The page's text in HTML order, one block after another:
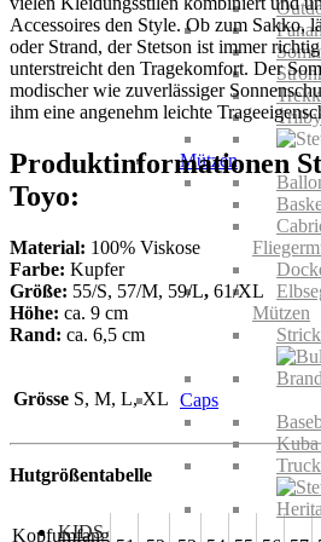
Mützen
Mützen
Caps
Kuba
KIDS
Accessoires den Style. Ob zum Sakko,
oder Strand, der Stetson ist immer
unterstreicht den Tragekomfort. Der
modischer wie zuverlässiger
ihm eine angenehm leichte
Produktinformationen
Toyo:
Material: 100% Viskose
Farbe: Kupfer
Größe: 55/S, 57/M, 59/L, 61/XL
Höhe: ca. 9 cm
Rand: ca. 6,5 cm
Grösse S, M, L, XL
Hutgrößentabelle
Kopfumfang